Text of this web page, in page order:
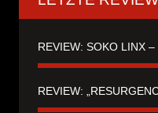
REVIEW: